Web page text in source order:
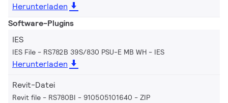
Herunterladen
Software-Plugins
IES
IES File - RS782B 39S/830 PSU-E MB WH IES
Herunterladen
Revit-Datei
Revit file - RS780BI - 910505101640 ZIP